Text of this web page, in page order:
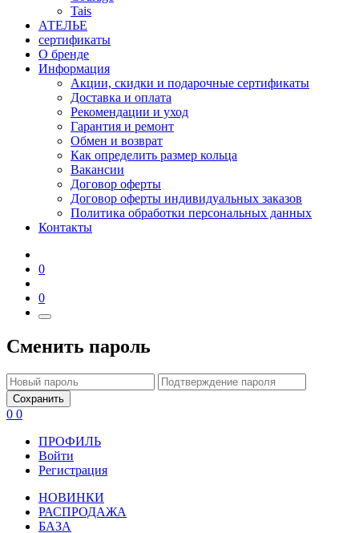
Tais
АТЕЛЬЕ
сертификаты
О бренде
Информация
Акции, скидки и подарочные сертификаты
Доставка и оплата
Рекомендации и уход
Гарантия и ремонт
Обмен и возврат
Как определить размер кольца
Вакансии
Договор оферты
Договор оферты индивидуальных заказов
Политика обработки персональных данных
Контакты
0
0
Сменить пароль
Сохранить
0 0
ПРОФИЛЬ
Войти
Регистрация
НОВИНКИ
РАСПРОДАЖА
БАЗА